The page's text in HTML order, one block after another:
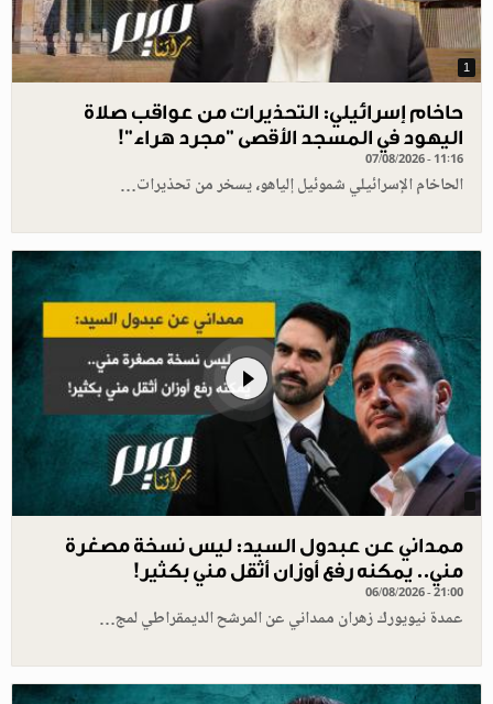
1
حاخام إسرائيلي: التحذيرات من عواقب صلاة
اليهود في المسجد الأقصى "مجرد هراء"!
07/08/2026 - 11:16
الحاخام الإسرائيلي شموئيل إلياهو، يسخر من تحذيرات…
ممداني عن عبدول السيد: ليس نسخة مصغرة
مني.. يمكنه رفع أوزان أثقل مني بكثير!
06/08/2026 - 21:00
عمدة نيويورك زهران ممداني عن المرشح الديمقراطي لمج…